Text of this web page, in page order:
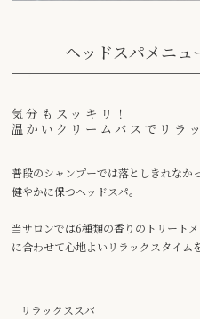
ヘッドスパメニュ
気分もスッキリ！
温かいクリームバスでリラ
普段のシャンプーでは落としきれなか
健やかに保つヘッドスパ。
当サロンでは6種類の香りのトリート
に合わせて心地よいリラックスタイム
リラックススパ